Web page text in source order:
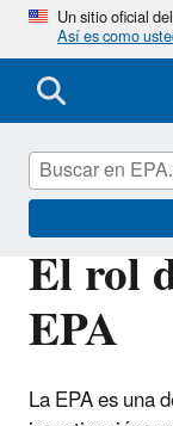
Un sitio oficial
Así es como
El rol
EPA
La EPA es una
EPA en